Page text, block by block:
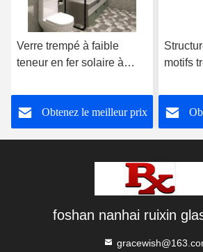
Verre trempé à faible
teneur en fer solaire à
Super Blanc
Obtenez le meilleur prix
motifs
foshan nanhai ruixin